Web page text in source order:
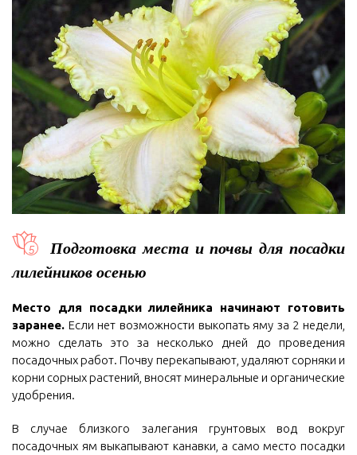
Подготовка места и почвы для посадки
лилейников осенью
Место для посадки лилейника начинают готовить
заранее. Если нет возможности выкопать яму за 2 недели,
можно сделать это за несколько дней до проведения
посадочных работ. Почву перекапывают, удаляют сорняки и
корни сорных растений, вносят минеральные и органические
удобрения.
В случае близкого залегания грунтовых вод вокруг
посадочных ям выкапывают канавки, а само место посадки